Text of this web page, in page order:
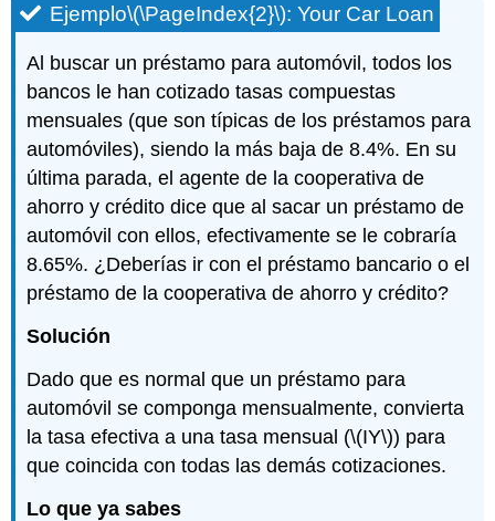
Ejemplo\(\PageIndex{2}\): Your Car Loan
Al buscar un préstamo para automóvil, todos los
bancos le han cotizado tasas compuestas
mensuales (que son típicas de los préstamos para
automóviles), siendo la más baja de 8.4%. En su
última parada, el agente de la cooperativa de
ahorro y crédito dice que al sacar un préstamo de
automóvil con ellos, efectivamente se le cobraría
8.65%. ¿Deberías ir con el préstamo bancario o el
préstamo de la cooperativa de ahorro y crédito?
Solución
Dado que es normal que un préstamo para
automóvil se componga mensualmente, convierta
la tasa efectiva a una tasa mensual (\(IY\)) para
que coincida con todas las demás cotizaciones.
Lo que ya sabes